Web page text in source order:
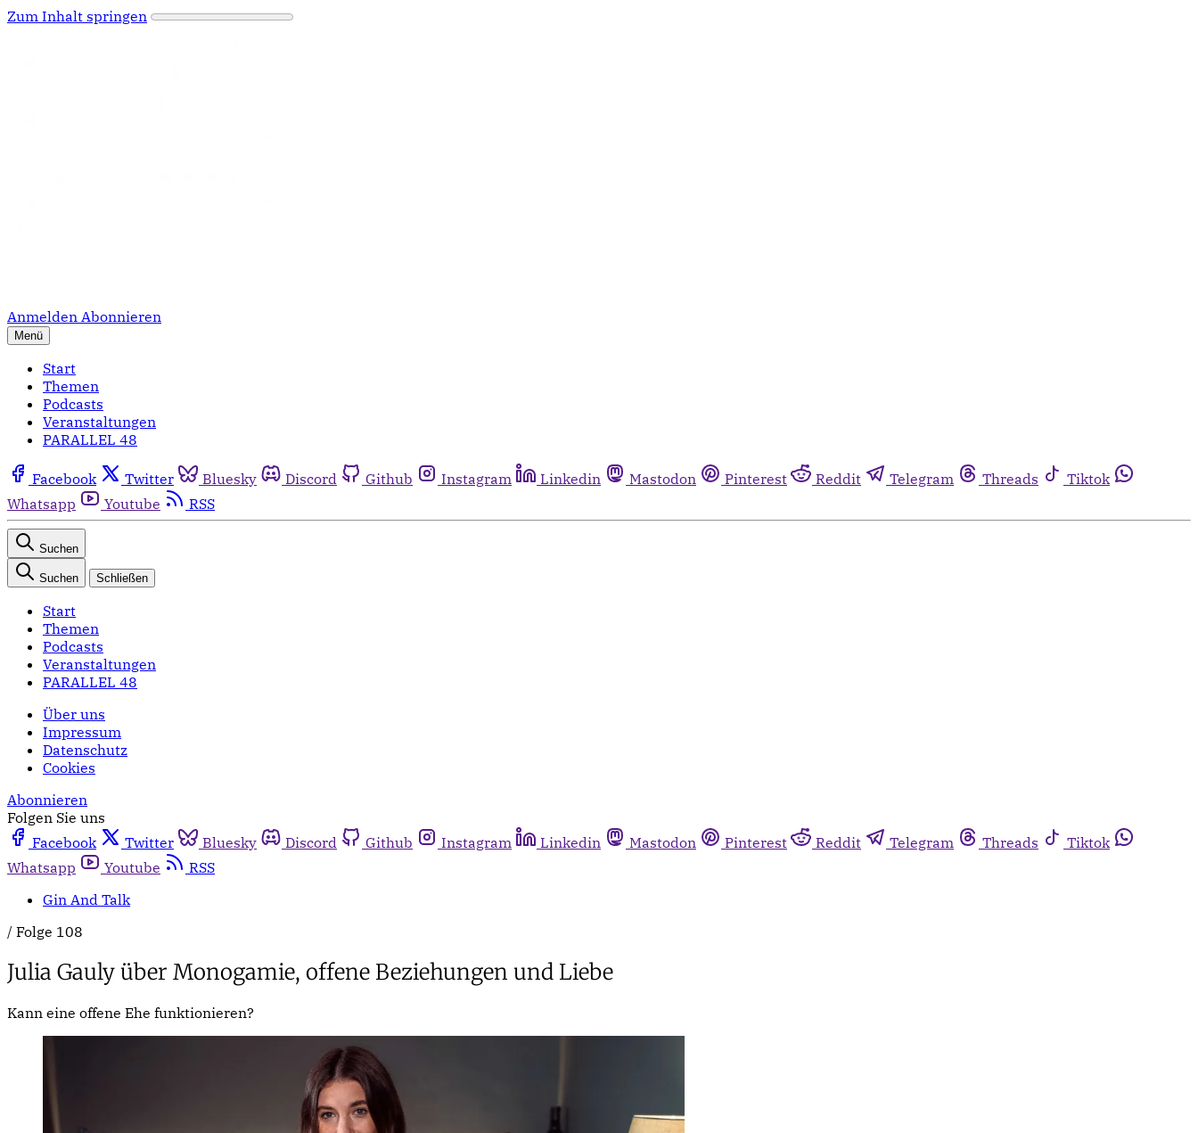
Zum Inhalt springen
Anmelden Abonnieren
Menü
Start
Themen
Podcasts
Veranstaltungen
PARALLEL 48
Facebook Twitter Bluesky Discord Github Instagram Linkedin Mastodon Pinterest Reddit Telegram Threads
Tiktok
Whatsapp
Youtube RSS
Suchen
Suchen Schließen
Start
Themen
Podcasts
Veranstaltungen
PARALLEL 48
Über uns
Impressum
Datenschutz
Cookies
Abonnieren
Folgen Sie uns
Facebook
Twitter Bluesky Discord Github Instagram Linkedin Mastodon Pinterest Reddit Telegram Threads
Tiktok
Whatsapp
Youtube
RSS
Gin And Talk
/ Folge 108
Julia Gauly über Monogamie, offene Beziehungen und Liebe
Kann eine offene Ehe funktionieren?